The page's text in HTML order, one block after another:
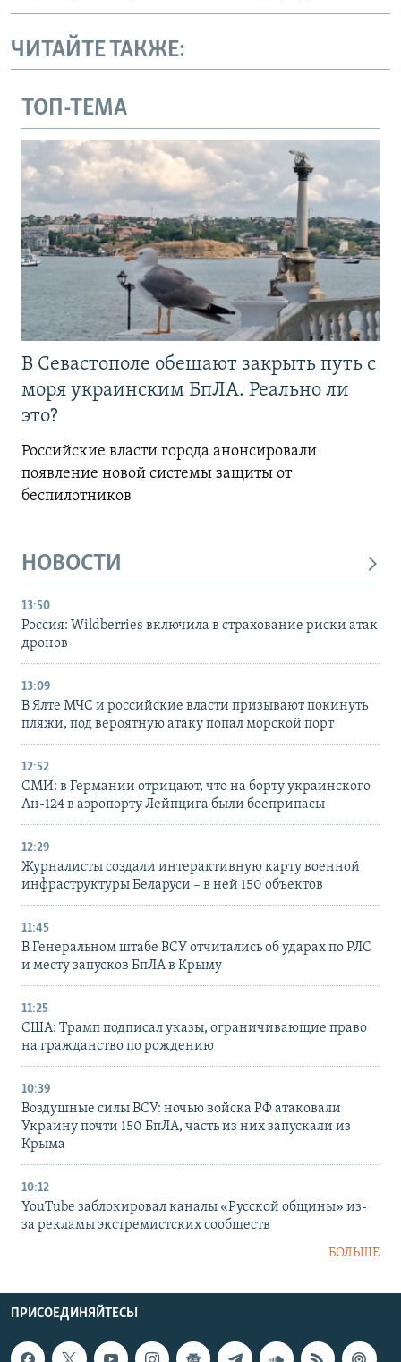
ЧИТАЙТЕ ТАКЖЕ:
ТОП-ТЕМА
В Севастополе обещают закрыть путь с
моря украинским БпЛА. Реально ли
это?
Российские власти города анонсировали
появление новой системы защиты от
беспилотников
НОВОСТИ
13:50
Россия: Wildberries включила в страхование риски атак
дронов
13:09
В Ялте МЧС и российские власти призывают покинуть
пляжи, под вероятную атаку попал морской порт
12:52
СМИ: в Германии отрицают, что на борту украинского
Ан-124 в аэропорту Лейпцига были боеприпасы
12:29
Журналисты создали интерактивную карту военной
инфраструктуры Беларуси – в ней 150 объектов
11:45
В Генеральном штабе ВСУ отчитались об ударах по РЛС
и месту запусков БпЛА в Крыму
11:25
США: Трамп подписал указы, ограничивающие право
на гражданство по рождению
10:39
Воздушные силы ВСУ: ночью войска РФ атаковали
Украину почти 150 БпЛА, часть из них запускали из
Крыма
10:12
YouTube заблокировал каналы «Русской общины» из-
за рекламы экстремистских сообществ
БОЛЬШЕ
ПРИСОЕДИНЯЙТЕСЬ!